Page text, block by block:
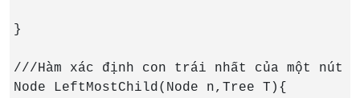
}
///Hàm xác định con trái nhất của một nút
Node LeftMostChild(Node n,Tree T){